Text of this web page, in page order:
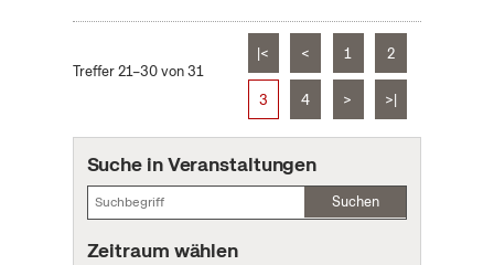
Treffer 21–30 von 31
|< < 1 2
3 4 > >|
Suche in Veranstaltungen
Suchen
Zeitraum wählen